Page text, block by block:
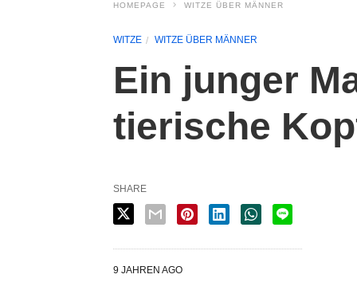
HOMEPAGE WITZE ÜBER MÄNNER
WITZE WITZE ÜBER MÄNNER
Ein junger
tierische
SHARE
9 JAHREN AGO